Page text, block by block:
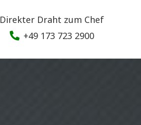
Direkter Draht zum Chef
+49 173 723 2900